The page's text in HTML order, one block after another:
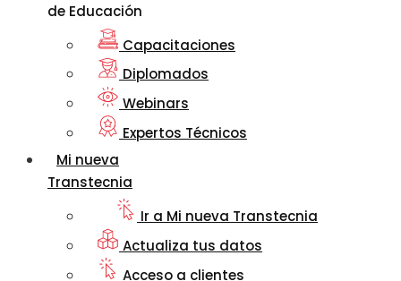
de Educación
Capacitaciones
Diplomados
Webinars
Expertos Técnicos
Mi nueva
Transtecnia
Ir a Mi nueva Transtecnia
Actualiza tus datos
Acceso a clientes